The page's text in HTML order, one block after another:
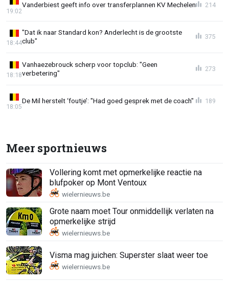
Vanderbiest geeft info over transferplannen KV Mechelen
19:02
214
"Dat ik naar Standard kon? Anderlecht is de grootste
club"
18:44
375
Vanhaezebrouck scherp voor topclub: "Geen
verbetering"
18:18
273
De Mil herstelt ‘foutje’: "Had goed gesprek met de coach"
18:05
189
Meer sportnieuws
Vollering komt met opmerkelijke reactie na
blufpoker op Mont Ventoux
Grote naam moet Tour onmiddellijk verlaten na
opmerkelijke strijd
Visma mag juichen: Superster slaat weer toe